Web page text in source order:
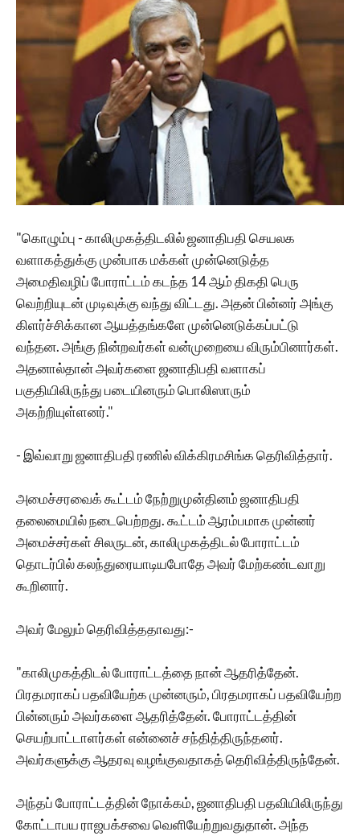
"கொழும்பு - காலிமுகத்திடலில் ஜனாதிபதி செயலக
வளாகத்துக்கு முன்பாக மக்கள் முன்னெடுத்த
அமைதிவழிப் போராட்டம் கடந்த 14 ஆம் திகதி பெரு
வெற்றியுடன் முடிவுக்கு வந்து விட்டது. அதன் பின்னர் அங்கு
கிளர்ச்சிக்கான ஆயத்தங்களே முன்னெடுக்கப்பட்டு
வந்தன. அங்கு நின்றவர்கள் வன்முறையை விரும்பினார்கள்.
அதனால்தான் அவர்களை ஜனாதிபதி வளாகப்
பகுதியிலிருந்து படையினரும் பொலிஸாரும்
அகற்றியுள்ளனர்."
- இவ்வாறு ஜனாதிபதி ரணில் விக்கிரமசிங்க தெரிவித்தார்.
அமைச்சரவைக் கூட்டம் நேற்றுமுன்தினம் ஜனாதிபதி
தலைமையில் நடைபெற்றது. கூட்டம் ஆரம்பமாக முன்னர்
அமைச்சர்கள் சிலருடன், காலிமுகத்திடல் போராட்டம்
தொடர்பில் கலந்துரையாடியபோதே அவர் மேற்கண்டவாறு
கூறினார்.
அவர் மேலும் தெரிவித்ததாவது:-
"காலிமுகத்திடல் போராட்டத்தை நான் ஆதரித்தேன்.
பிரதமராகப் பதவியேற்க முன்னரும், பிரதமராகப் பதவியேற்ற
பின்னரும் அவர்களை ஆதரித்தேன். போராட்டத்தின்
செயற்பாட்டாளர்கள் என்னைச் சந்தித்திருந்தனர்.
அவர்களுக்கு ஆதரவு வழங்குவதாகத் தெரிவித்திருந்தேன்.
அந்தப் போராட்டத்தின் நோக்கம், ஜனாதிபதி பதவியிலிருந்து
கோட்டாபய ராஜபக்சவை வெளியேற்றுவதுதான். அந்த